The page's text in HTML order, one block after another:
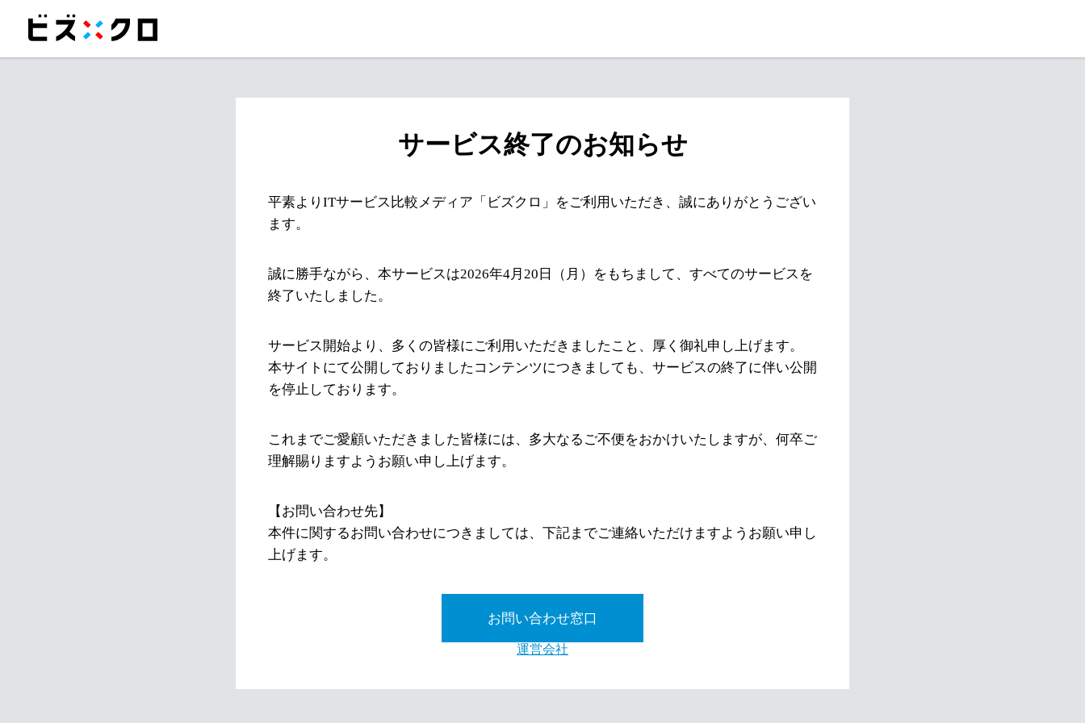
サービス終了のお知らせ
平素よりITサービス比較メディア「ビズクロ」をご利用いただき、誠にありがとうござい
ます。
誠に勝手ながら、本サービスは2026年4月20日（月）をもちまして、すべてのサービスを
終了いたしました。
サービス開始より、多くの皆様にご利用いただきましたこと、厚く御礼申し上げます。
本サイトにて公開しておりましたコンテンツにつきましても、サービスの終了に伴い公開
を停止しております。
これまでご愛顧いただきました皆様には、多大なるご不便をおかけいたしますが、何卒ご
理解賜りますようお願い申し上げます。
【お問い合わせ先】
本件に関するお問い合わせにつきましては、下記までご連絡いただけますようお願い申し
上げます。
お問い合わせ窓口
運営会社